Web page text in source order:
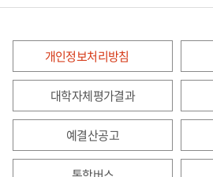
개인정보처리방침
대학자체평가결과
예결산공고